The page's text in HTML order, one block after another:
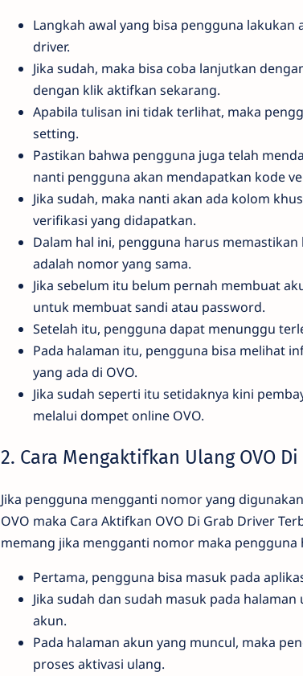
Langkah awal yang bisa pengguna
driver.
Jika sudah, maka bisa coba lanjutkan
dengan klik aktifkan sekarang.
Apabila tulisan ini tidak terlihat, maka
setting.
Pastikan bahwa pengguna juga telah
nanti pengguna akan mendapatkan kode
Jika sudah, maka nanti akan ada kolom
verifikasi yang didapatkan.
Dalam hal ini, pengguna harus
adalah nomor yang sama.
Jika sebelum itu belum pernah membuat
untuk membuat sandi atau password.
Setelah itu, pengguna dapat menunggu
Pada halaman itu, pengguna bisa melihat
yang ada di OVO.
Jika sudah seperti itu setidaknya kini
melalui dompet online OVO.
2. Cara Mengaktifkan Ulang OVO
Jika pengguna mengganti nomor yang
OVO maka Cara Aktifkan OVO Di Grab Driver
memang jika mengganti nomor maka pengguna
Pertama, pengguna bisa masuk pada
Jika sudah dan sudah masuk pada
akun.
Pada halaman akun yang muncul, maka
proses aktivasi ulang.